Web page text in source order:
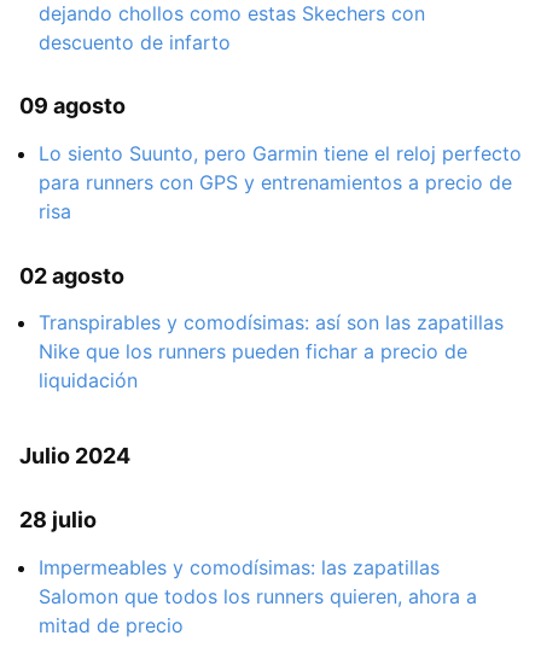
dejando chollos como estas Skechers con
descuento de infarto
09 agosto
Lo siento Suunto, pero Garmin tiene el reloj perfecto
para runners con GPS y entrenamientos a precio de
risa
02 agosto
Transpirables y comodísimas: así son las zapatillas
Nike que los runners pueden fichar a precio de
liquidación
Julio 2024
28 julio
Impermeables y comodísimas: las zapatillas
Salomon que todos los runners quieren, ahora a
mitad de precio